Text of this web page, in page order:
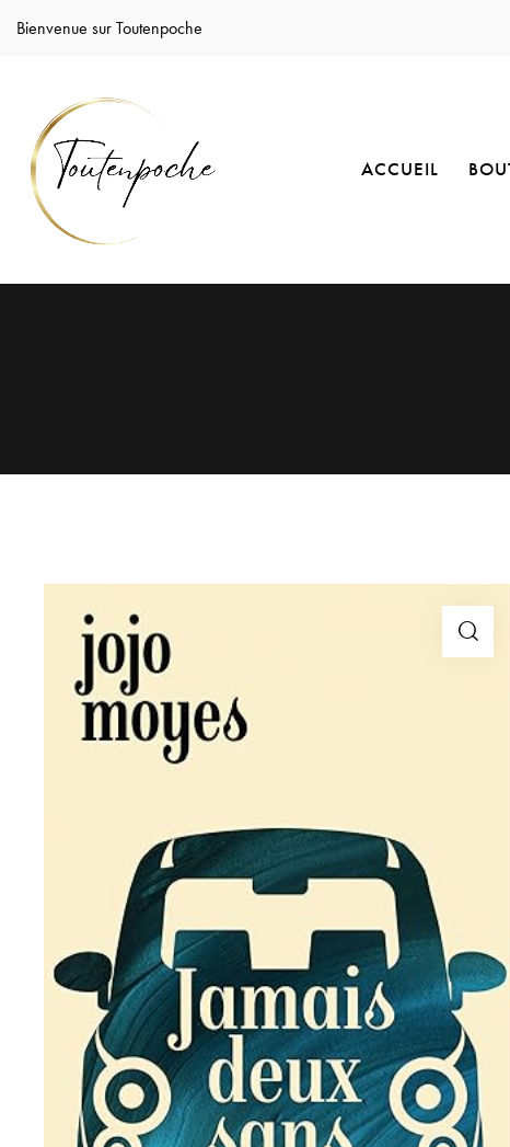
Bienvenue sur Toutenpoche
ACCUEIL